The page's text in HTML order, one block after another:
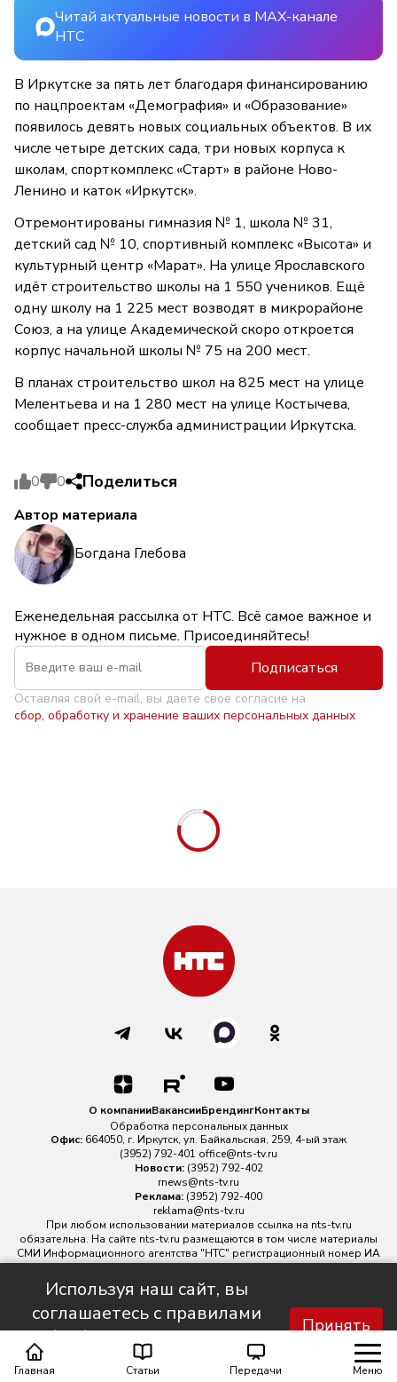
Главная Статьи Передачи Меню
Читай актуальные новости в MAX-канале
НТС
В Иркутске за пять лет благодаря финансированию
по нацпроектам «Демография» и «Образование»
появилось девять новых социальных объектов. В их
числе четыре детских сада, три новых корпуса к
школам, спорткомплекс «Старт» в районе Ново-
Ленино и каток «Иркутск».
Отремонтированы гимназия № 1, школа № 31,
детский сад № 10, спортивный комплекс «Высота» и
культурный центр «Марат». На улице Ярославского
идёт строительство школы на 1 550 учеников. Ещё
одну школу на 1 225 мест возводят в микрорайоне
Союз, а на улице Академической скоро откроется
корпус начальной школы № 75 на 200 мест.
В планах строительство школ на 825 мест на улице
Мелентьева и на 1 280 мест на улице Костычева,
сообщает пресс-служба администрации Иркутска.
0 0 Поделиться
Автор материала
Богдана Глебова
Еженедельная рассылка от НТС. Всё самое важное и
нужное в одном письме. Присоединяйтесь!
Подписаться
Оставляя свой e-mail, вы даете свое согласие на
сбор, обработку и хранение ваших персональных данных
Используя наш сайт, вы
соглашаетесь с правилами
обработки персональных
данных.
Принять
О компанииВакансииБрендингКонтакты
Обработка персональных данных
Офис: 664050, г. Иркутск, ул. Байкальская, 259, 4-ый этаж
(3952) 792-401 office@nts-tv.ru
Новости: (3952) 792-402
rnews@nts-tv.ru
Реклама: (3952) 792-400
reklama@nts-tv.ru
При любом использовании материалов ссылка на nts-tv.ru
обязательна. На сайте nts-tv.ru размещаются в том числе материалы
СМИ Информационного агентства "НТС" регистрационный номер ИА
№ ФС 77 - 88763 зарегистрировано Федеральной службой по
надзору в сфере связи, информационных технологий и массовых
коммуникаций.
Главный редактор ИА "НТС" Иштулкин Евгений Александрович16+